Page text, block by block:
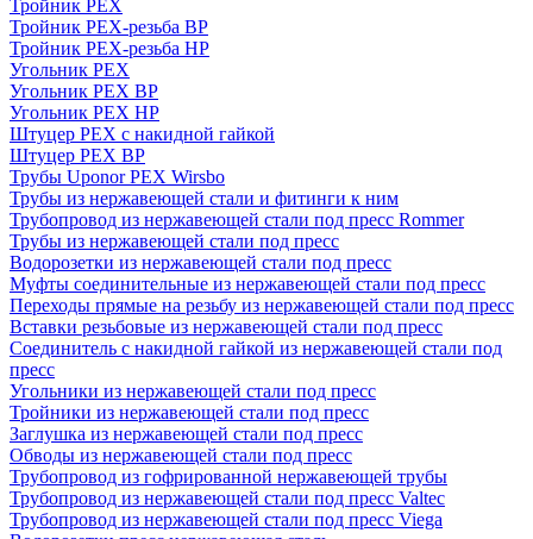
Тройник PEX
Тройник PEX-резьба ВР
Тройник PEX-резьба НР
Угольник PEX
Угольник PEX ВР
Угольник PEX НР
Штуцер PEX c накидной гайкой
Штуцер PEX ВР
Трубы Uponor PEX Wirsbo
Трубы из нержавеющей стали и фитинги к ним
Трубопровод из нержавеющей стали под пресс Rommer
Трубы из нержавеющей стали под пресс
Водорозетки из нержавеющей стали под пресс
Муфты соединительные из нержавеющей стали под пресс
Переходы прямые на резьбу из нержавеющей стали под пресс
Вставки резьбовые из нержавеющей стали под пресс
Соединитель с накидной гайкой из нержавеющей стали под
пресс
Угольники из нержавеющей стали под пресс
Тройники из нержавеющей стали под пресс
Заглушка из нержавеющей стали под пресс
Обводы из нержавеющей стали под пресс
Трубопровод из гофрированной нержавеющей трубы
Трубопровод из нержавеющей стали под пресс Valtec
Трубопровод из нержавеющей стали под пресс Viega